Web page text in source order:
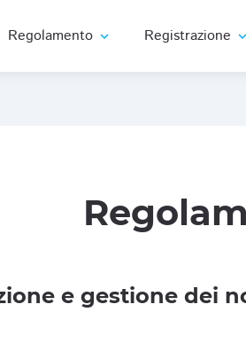
Regolamento expand_more Registrazione expand_more
e gestione dei